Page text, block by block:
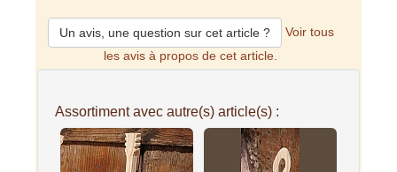
Un avis, une question sur cet article ?
Voir tous
les avis à propos de cet article.
Assortiment avec autre(s) article(s) :